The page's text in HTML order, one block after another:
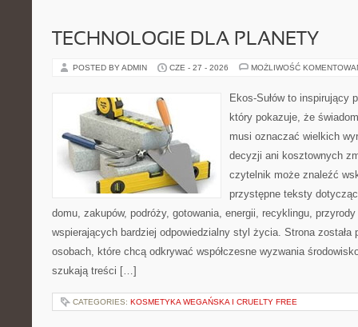
TECHNOLOGIE DLA PLANETY
POSTED BY ADMIN CZE - 27 - 2026 MOŻLIWOŚĆ
Ekos-Sułów to inspirujący
który pokazuje, że
musi oznaczać wielkich
decyzji ani kosztownych
czytelnik może znaleźć
przystępne teksty
domu, zakupów, podróży, gotowania, energii, recyklingu,
wspierających bardziej odpowiedzialny styl życia. Strona została
osobach, które chcą odkrywać współczesne wyzwania
szukają treści […]
CATEGORIES: KOSMETYKA WEGAŃSKA I CRUELTY FREE